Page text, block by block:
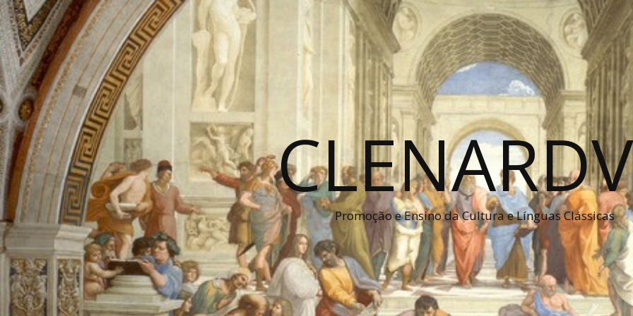
Promoção e Ensino da Cultura e Línguas Clássicas